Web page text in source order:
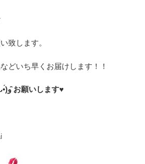
致します。
どいち早くお届けします！！
是非フォロー＆いいね(•̀ᴗ•́)و ̑̑お願いします♥